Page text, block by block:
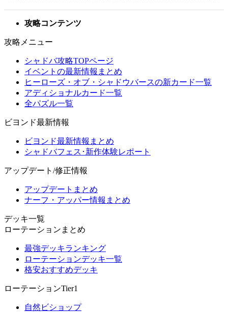
攻略コンテンツ
攻略メニュー
シャドバ攻略TOPページ
イベントの最新情報まとめ
ヒーローズ・オブ・シャドウバースの新カード一覧
アディショナルカード一覧
全パズル一覧
ビヨンド最新情報
ビヨンド最新情報まとめ
シャドバフェス･新作体験レポート
アップデート/修正情報
アップデートまとめ
ナーフ・アッパー情報まとめ
デッキ一覧
ローテーションまとめ
最強デッキランキング
ローテーションデッキ一覧
格安おすすめデッキ
ローテーションTier1
自然ビショップ